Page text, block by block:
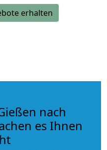
erhalten
nach
es Ihnen